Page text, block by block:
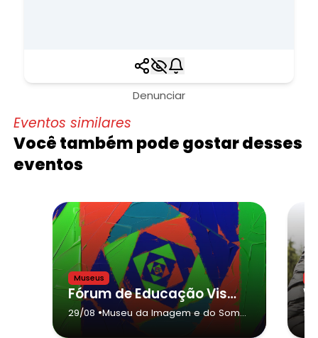
Denunciar
Eventos similares
Você também pode gostar desses
eventos
Museus
Fórum de Educação Visual 2026
29/08 •Museu da Imagem e do Som
(MIS) - São Paulo